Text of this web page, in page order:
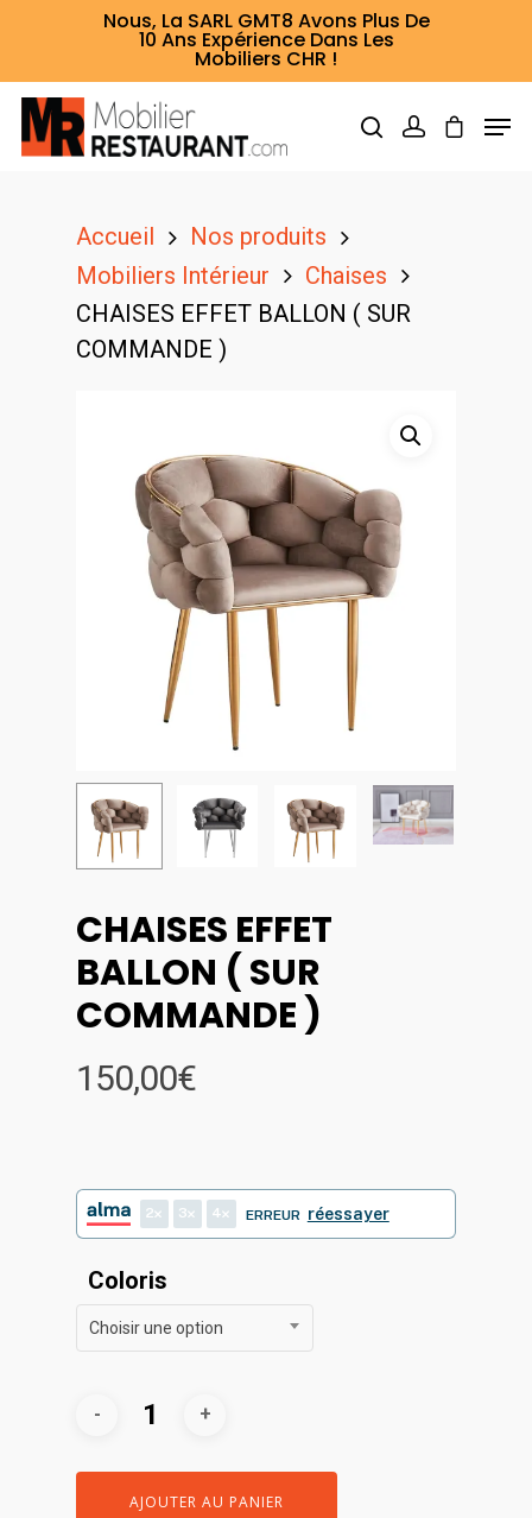
Nous, La SARL GMT8 Avons Plus De
10 Ans Expérience Dans Les
Mobiliers CHR !
Hit enter to search or ESC to close
Accueil
Nos produits
Mobiliers Intérieur
Chaises
CHAISES EFFET BALLON ( SUR
COMMANDE )
CHAISES EFFET
BALLON ( SUR
COMMANDE )
150,00€
2 3 4 ERREUR réessayer
Coloris
Choisir une option
AJOUTER AU PANIER